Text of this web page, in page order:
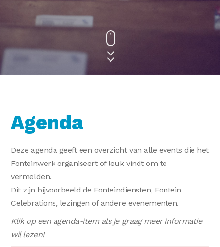
Agenda
Deze agenda geeft een overzicht van alle events die het
Fonteinwerk organiseert of leuk vindt om te
vermelden.
Dit zijn bijvoorbeeld de Fonteindiensten, Fontein
Celebrations, lezingen of andere evenementen.
Klik op een agenda-item als je graag meer informatie
wil lezen!